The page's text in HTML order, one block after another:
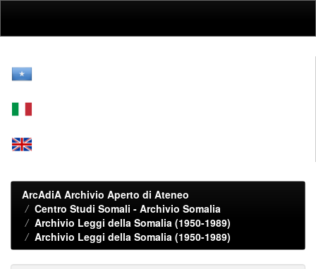
ArcAdiA Archivio Aperto di Ateneo
Centro Studi Somali - Archivio Somalia
Archivio Leggi della Somalia (1950-1989)
Archivio Leggi della Somalia (1950-1989)